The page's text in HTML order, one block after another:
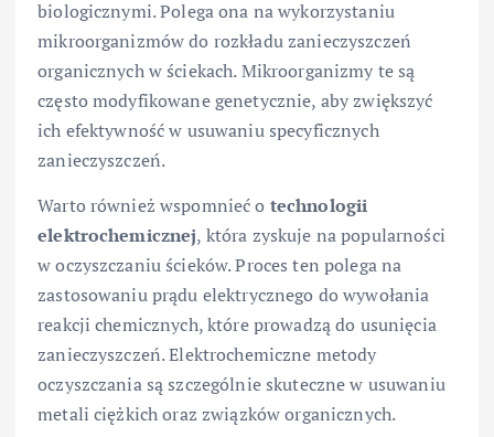
biologicznymi. Polega ona na wykorzystaniu
mikroorganizmów do rozkładu zanieczyszczeń
organicznych w ściekach. Mikroorganizmy te są
często modyfikowane genetycznie, aby zwiększyć
ich efektywność w usuwaniu specyficznych
zanieczyszczeń.
Warto również wspomnieć o technologii
elektrochemicznej, która zyskuje na popularności
w oczyszczaniu ścieków. Proces ten polega na
zastosowaniu prądu elektrycznego do wywołania
reakcji chemicznych, które prowadzą do usunięcia
zanieczyszczeń. Elektrochemiczne metody
oczyszczania są szczególnie skuteczne w usuwaniu
metali ciężkich oraz związków organicznych.